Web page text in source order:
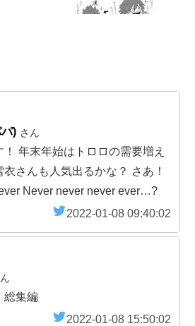
) さん
年末年始はトロロの需要増え
さんも人気出るかな？ さあ！
Never never never ever…?
2022-01-08 09:40:02
総集編
2022-01-08 15:50:02